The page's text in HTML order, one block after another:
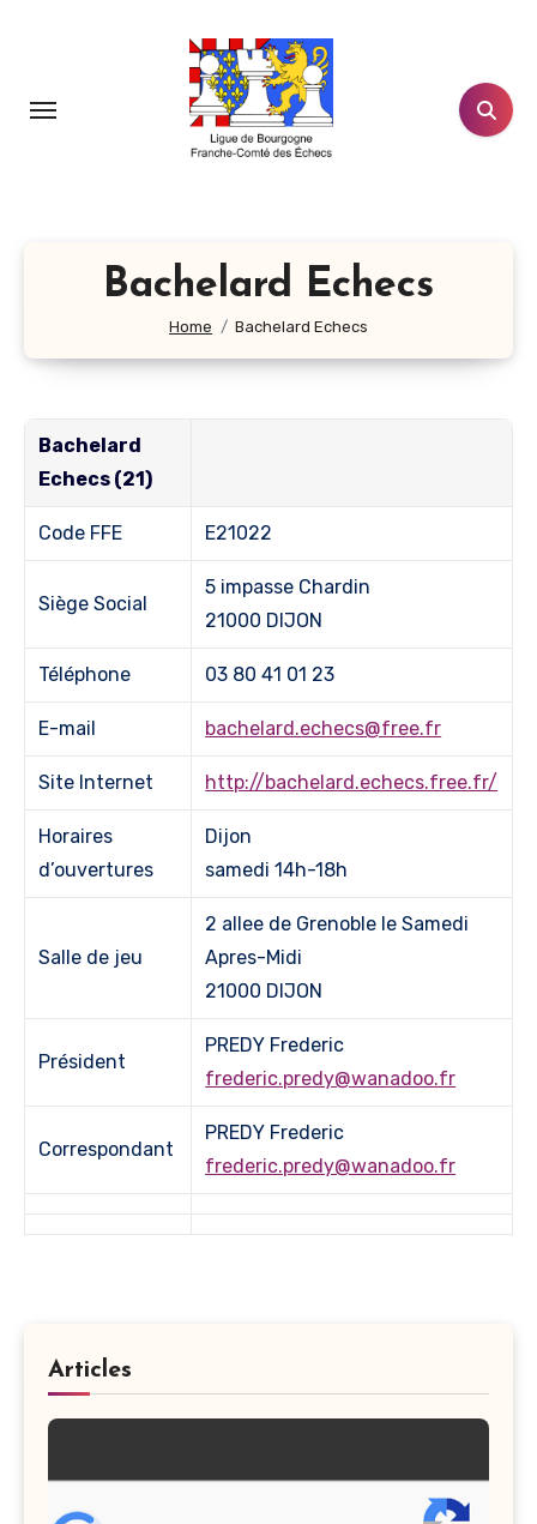
principal
Bachelard Echecs
Home Bachelard Echecs
Bachelard
Echecs (21)
Code FFE E21022
Siège Social
5 impasse Chardin
21000 DIJON
Téléphone 03 80 41 01 23
E-mail bachelard.echecs@free.fr
Site Internet http://bachelard.echecs.free.fr/
Horaires
d’ouvertures
Dijon
samedi 14h-18h
Salle de jeu
2 allee de Grenoble le Samedi
Apres-Midi
21000 DIJON
Président
PREDY Frederic
frederic.predy@wanadoo.fr
Correspondant
PREDY Frederic
frederic.predy@wanadoo.fr
Articles